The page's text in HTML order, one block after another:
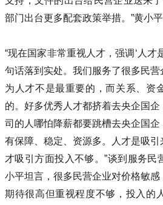
部门出台更多配套政策举措。”黄小平
“现在国家非常重视人才，强调‘人才
句话落到实处。我们服务了很多民
为人才不是最重要的，而关系、资
的。好多优秀人才都挤着去央企国
司的人哪怕降薪都要跳槽去央企国
有保障、稳定、资源多。人才是吸引
才吸引方面投入不够。”谈到服务民
小平坦言，很多民营企业对价格敏
期待很高但重视程度不够，投入的